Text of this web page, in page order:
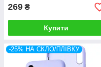
269 ₴
Купити
-25% НА СКЛО/ПЛІВКУ